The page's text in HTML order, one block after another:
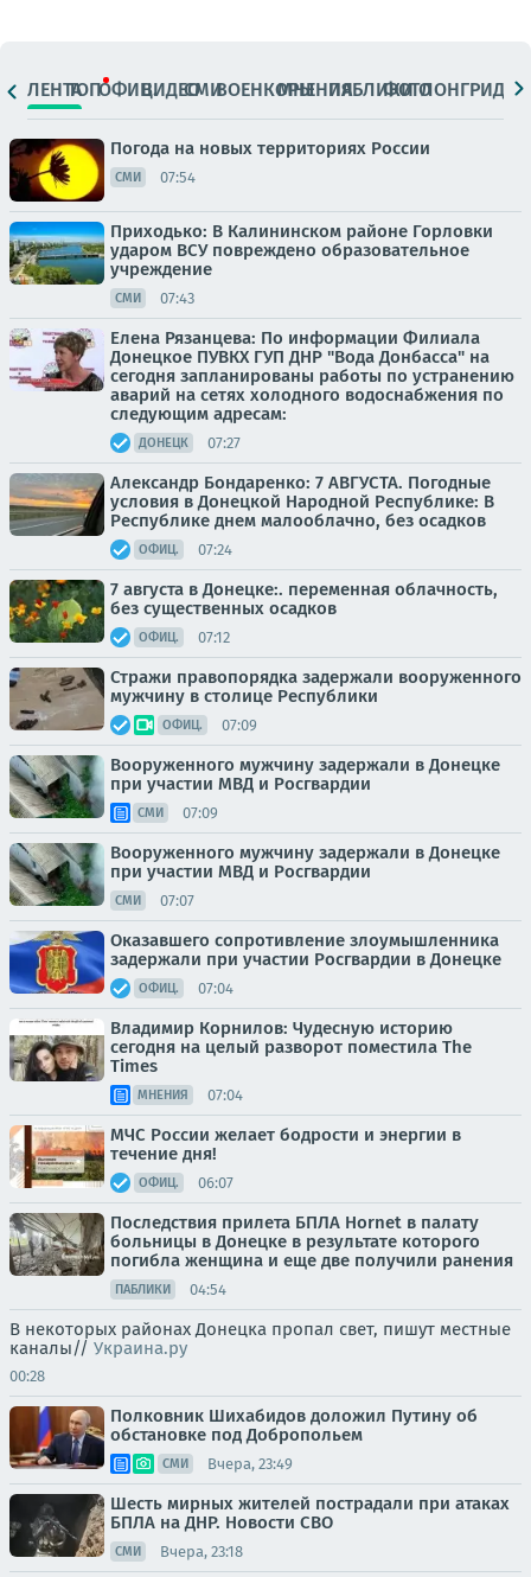
ЛЕНТАТОПОФИЦ.ВИДЕОСМИВОЕНКОРЫМНЕНИЯПАБЛИКИ
ФОТОЛОНГРИДЫ
Погода на новых территориях России
СМИ 07:54
Приходько: В Калининском районе Горловки
ударом ВСУ повреждено образовательное
учреждение
СМИ 07:43
Елена Рязанцева: По информации Филиала
Донецкое ПУВКХ ГУП ДНР "Вода Донбасса" на
сегодня запланированы работы по устранению
аварий на сетях холодного водоснабжения по
следующим адресам:
ДОНЕЦК 07:27
Александр Бондаренко: 7 АВГУСТА. Погодные
условия в Донецкой Народной Республике: В
Республике днем малооблачно, без осадков
ОФИЦ. 07:24
7 августа в Донецке:. переменная облачность,
без существенных осадков
ОФИЦ. 07:12
Стражи правопорядка задержали вооруженного
мужчину в столице Республики
ОФИЦ. 07:09
Вооруженного мужчину задержали в Донецке
при участии МВД и Росгвардии
СМИ 07:09
Вооруженного мужчину задержали в Донецке
при участии МВД и Росгвардии
СМИ 07:07
Оказавшего сопротивление злоумышленника
задержали при участии Росгвардии в Донецке
ОФИЦ. 07:04
Владимир Корнилов: Чудесную историю
сегодня на целый разворот поместила The
Times
МНЕНИЯ 07:04
МЧС России желает бодрости и энергии в
течение дня!
ОФИЦ. 06:07
Последствия прилета БПЛА Hornet в палату
больницы в Донецке в результате которого
погибла женщина и еще две получили ранения
ПАБЛИКИ 04:54
В некоторых районах Донецка пропал свет, пишут местные
каналы// Украина.ру
00:28
Полковник Шихабидов доложил Путину об
обстановке под Добропольем
СМИ Вчера, 23:49
Шесть мирных жителей пострадали при атаках
БПЛА на ДНР. Новости СВО
СМИ Вчера, 23:18